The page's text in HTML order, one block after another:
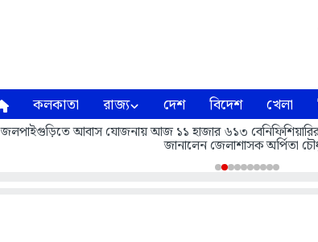
কলকাতা রাজ্য দেশ বিদেশ খেলা
জলপাইগুড়িতে আবাস যোজনায় আজ ১১ হাজার ৬১৩ বেনিফিশিয়ারির
জানালেন জেলাশাসক অর্পিতা